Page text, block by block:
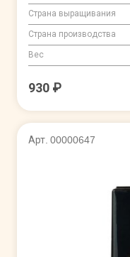
Страна выращивания
Страна производства
Вес
930 ₽
Арт. 00000647